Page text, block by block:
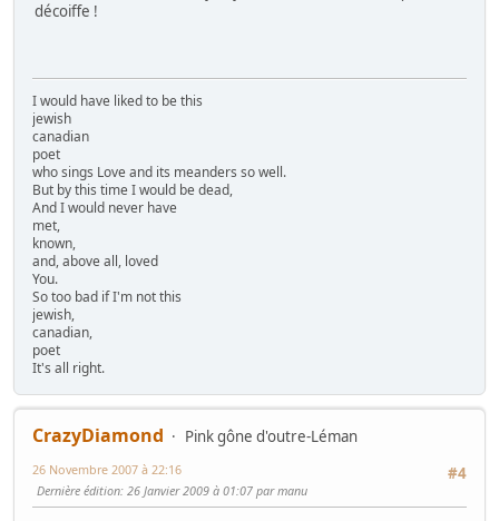
décoiffe !
I would have liked to be this
jewish
canadian
poet
who sings Love and its meanders so well.
But by this time I would be dead,
And I would never have
met,
known,
and, above all, loved
You.
So too bad if I'm not this
jewish,
canadian,
poet
It's all right.
CrazyDiamond
Pink gône d'outre-Léman
#4
26 Novembre 2007 à 22:16
Dernière édition: 26 Janvier 2009 à 01:07 par manu